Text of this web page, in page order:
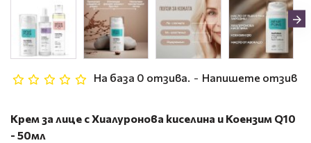
Крем за лице с Хиалуронова киселина и Коензим Q10
- 50мл
На база 0 отзива. - Напишете отзив